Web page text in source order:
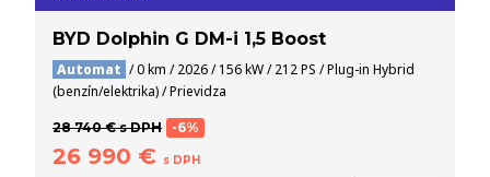
BYD Dolphin G DM-i 1,5 Boost
Automat / 0 km / 2026 / 156 kW / 212 PS / Plug-in Hybrid
(benzín/elektrika) / Prievidza
28 740 € s DPH -6%
26 990 € s DPH